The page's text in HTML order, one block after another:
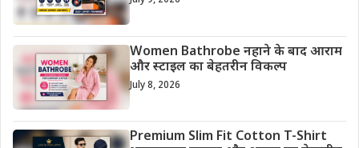
Women Bathrobe नहाने के बाद आराम
और स्टाइल का बेहतरीन विकल्प
July 8, 2026
Premium Slim Fit Cotton T-Shirt